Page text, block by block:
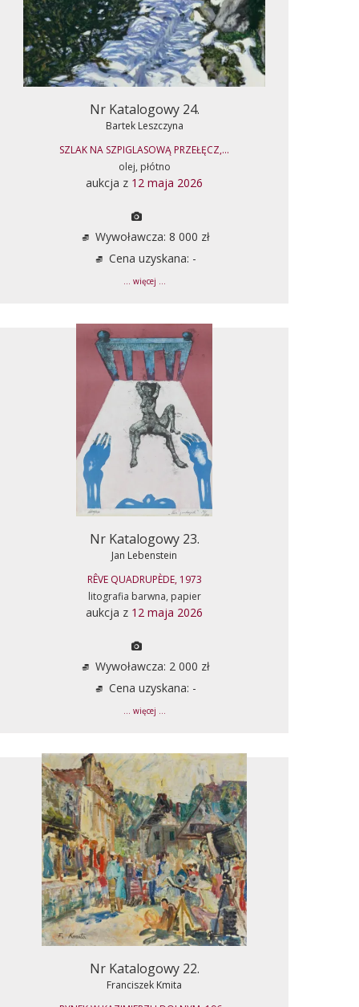
Nr Katalogowy 24.
Bartek Leszczyna
SZLAK NA SZPIGLASOWĄ PRZEŁĘCZ,...
olej, płótno
aukcja z 12 maja 2026
Wywoławcza: 8 000 zł
Cena uzyskana: -
... więcej ...
Nr Katalogowy 23.
Jan Lebenstein
RÊVE QUADRUPÈDE, 1973
litografia barwna, papier
aukcja z 12 maja 2026
Wywoławcza: 2 000 zł
Cena uzyskana: -
... więcej ...
Nr Katalogowy 22.
Franciszek Kmita